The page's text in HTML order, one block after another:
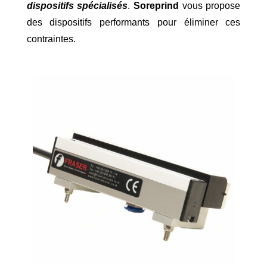
dispositifs spécialisés.Soreprind vous propose
des dispositifs performants pour éliminer ces
contraintes.